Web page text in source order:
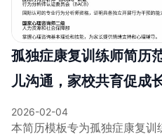
孤独症康复训练师简历
儿沟通，家校共育促成
2026-02-04
本简历模板专为孤独症康复训